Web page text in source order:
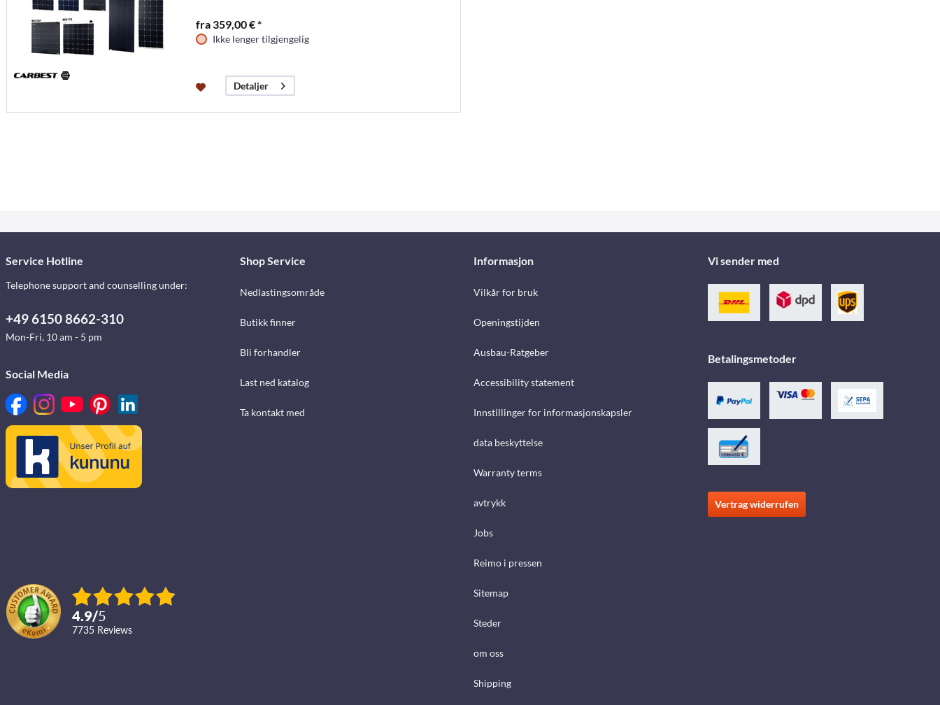
fra 359,00 € *
Ikke lenger tilgjengelig
Detaljer
Service Hotline
Telephone support and counselling under:
+49 6150 8662-310
Mon-Fri, 10 am - 5 pm
Social Media
4.9/5
7735 reviews
Shop Service
Nedlastingsområde
Butikk finner
Bli forhandler
Last ned katalog
Ta kontakt med
Informasjon
Vilkår for bruk
Openingstijden
Ausbau-Ratgeber
Accessibility statement
Innstillinger for informasjonskapsler
data beskyttelse
Warranty terms
avtrykk
Jobs
Reimo i pressen
Sitemap
Steder
om oss
Shipping
Vi sender med
Betalingsmetoder
Vertrag widerrufen